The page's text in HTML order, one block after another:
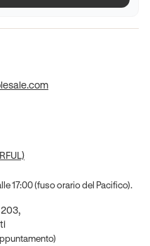
17:00 (fuso orario del Pacifico).
203,